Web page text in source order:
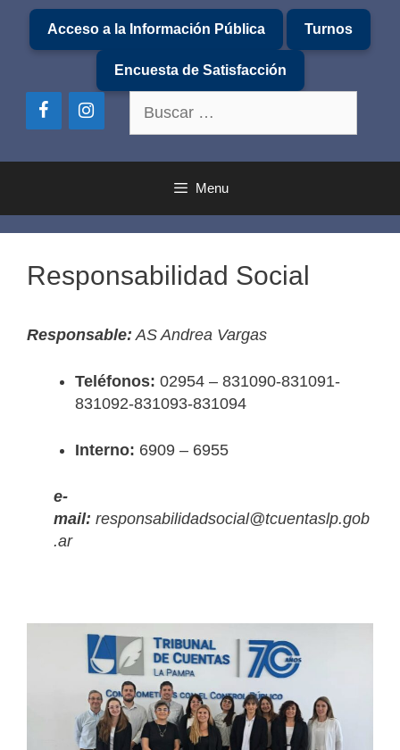
Saltar
contenido
Acceso a la Información Pública Turnos
Encuesta de Satisfacción
Menu
Responsabilidad Social
Responsable: AS Andrea Vargas
Teléfonos: 02954 – 831090-831091-
831092-831093-831094
Interno: 6909 – 6955
e-
mail: responsabilidadsocial@tcuentaslp.gob
.ar